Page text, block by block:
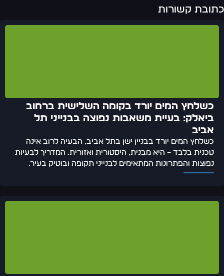
קשורות
כשלחץ המים יורד בקומה השלישית ברחוב
ביאלק: בעיית משאבות נפוצה בבנייני תל
אביב
כשלחץ המים יורד בבניין ישן בתל אביב, הבעיה לרוב אינה
טכנית בלבד – היא מבנית, היסטורית ואזורית. המדריך לבעיות
נפוצות והפתרונות המתאימים לבנייני תקופה ובוטיק בעיר.